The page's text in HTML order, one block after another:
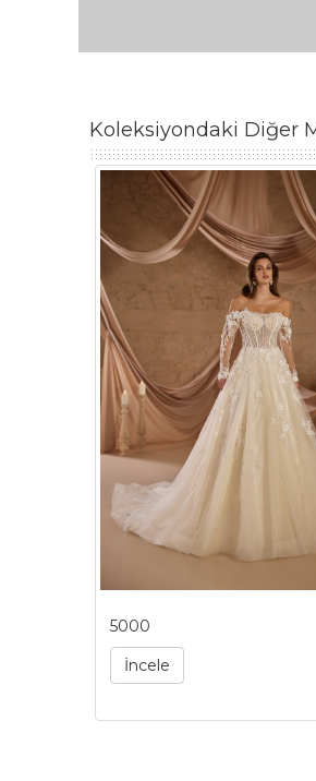
Koleksiyondaki Diğer
5000
İncele